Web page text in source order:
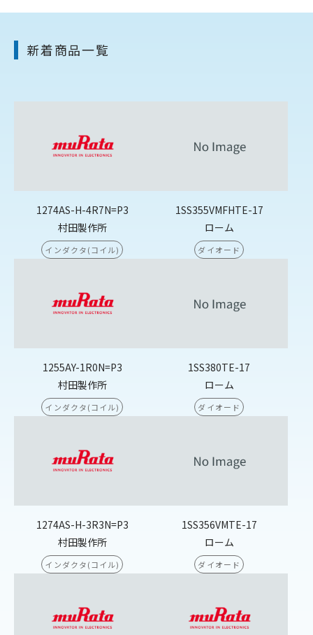
新着商品一覧
1274AS-H-4R7N=P3
村田製作所
インダクタ(コイル)
1SS355VMFHTE-17
ローム
ダイオード
1255AY-1R0N=P3
村田製作所
インダクタ(コイル)
1SS380TE-17
ローム
ダイオード
1274AS-H-3R3N=P3
村田製作所
インダクタ(コイル)
1SS356VMTE-17
ローム
ダイオード